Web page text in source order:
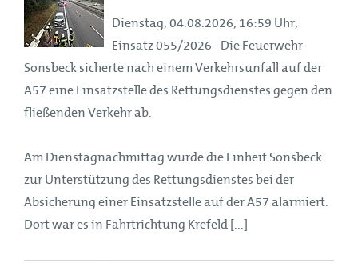
Dienstag, 04.08.2026, 16:59 Uhr,
Einsatz 055/2026 - Die Feuerwehr
Sonsbeck sicherte nach einem Verkehrsunfall auf der
A57 eine Einsatzstelle des Rettungsdienstes gegen den
fließenden Verkehr ab.
Am Dienstagnachmittag wurde die Einheit Sonsbeck
zur Unterstützung des Rettungsdienstes bei der
Absicherung einer Einsatzstelle auf der A57 alarmiert.
Dort war es in Fahrtrichtung Krefeld [...]